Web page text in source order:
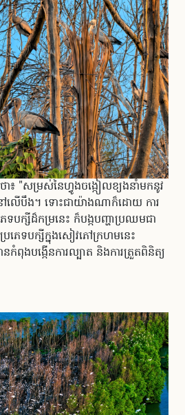
"សម្រស់នៃហ្វូងចង្កៀលខ្យងនាំមកនូវ
លើបឹង។ ទោះជាយ៉ាងណាក៏ដោយ ការ
បក្សីដ៏កម្រនេះ ក៏បង្កបញ្ហាប្រឈមជា
ប្រភេទបក្សីក្នុងសៀវភៅក្រហមនេះ
នកំពុងបង្កើនការល្បាត និងការត្រួតពិនិត្យ